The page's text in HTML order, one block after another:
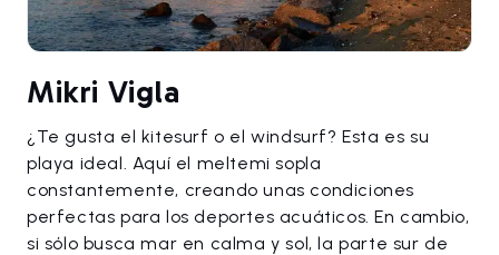
Mikri Vigla
¿Te gusta el kitesurf o el windsurf? Esta es su
playa ideal. Aquí el meltemi sopla
constantemente, creando unas condiciones
perfectas para los deportes acuáticos. En cambio,
si sólo busca mar en calma y sol, la parte sur de